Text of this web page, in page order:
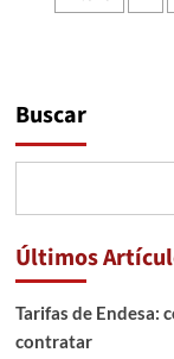
Buscar
Últimos
Tarifas de Endesa:
contratar